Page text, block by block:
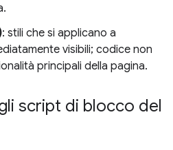
: stili che si applicano a
visibili; codice non
principali della pagina.
script di blocco del